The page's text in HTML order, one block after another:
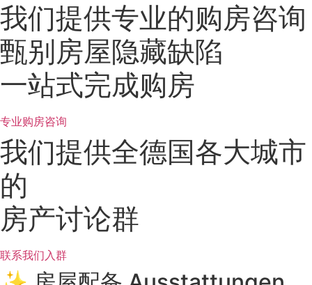
我们提供专业的购房咨询
甄别房屋隐藏缺陷
一站式完成购房
专业购房咨询
我们提供全德国各大城市
的
房产讨论群
联系我们入群